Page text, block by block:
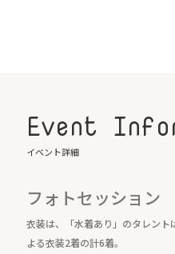
Event
イベント詳細
フォトセッション
衣装は、「水着あり」のタレン
よる衣装2着の計6着。